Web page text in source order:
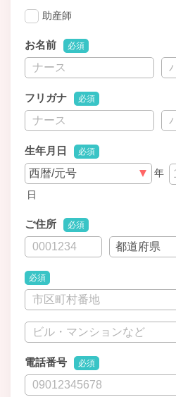
助産師
お名前 必須
フリガナ 必須
生年月日 必須
年
日
ご住所 必須
必須
電話番号 必須